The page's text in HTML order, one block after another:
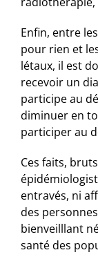
Enfin, entre
pour rien et
létaux, il est
recevoir un
participe au
diminuer en
participer au
Ces faits,
entravés, ni
des
bienveilllant
santé des